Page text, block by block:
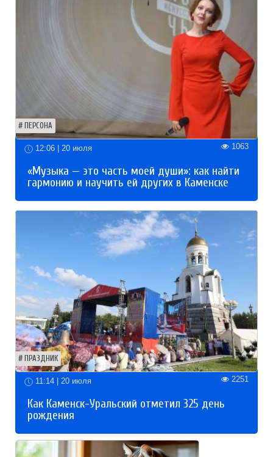
ПЕРСОНА
12:06 | 20 июля 1063
«Музыка — это часть моей души»: как найти
гармонию и научить ей других в Каменске
ПРАЗДНИК
11:14 | 20 июля 2251
Как Каменск-Уральский отметил 325 день
рождения